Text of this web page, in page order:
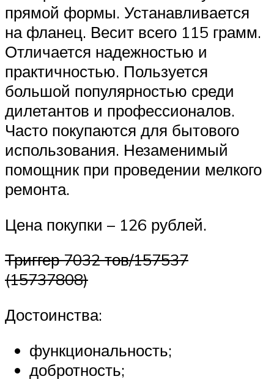
прямой формы. Устанавливается
на фланец. Весит всего 115 грамм.
Отличается надежностью и
практичностью. Пользуется
большой популярностью среди
дилетантов и профессионалов.
Часто покупаются для бытового
использования. Незаменимый
помощник при проведении мелкого
ремонта.
Цена покупки – 126 рублей.
Триггер 7032 тов/157537
(15737808)
Достоинства:
функциональность;
добротность;